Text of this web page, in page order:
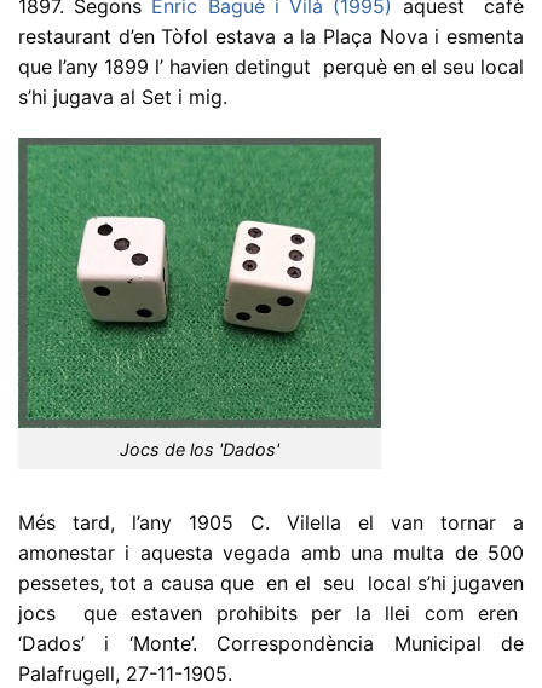
1897. Segons Enric Bagué i Vilà (1995) aquest cafè
restaurant d’en Tòfol estava a la Plaça Nova i esmenta
que l’any 1899 l’ havien detingut perquè en el seu local
s’hi jugava al Set i mig.
Jocs de los 'Dados'
Més tard, l’any 1905 C. Vilella el van tornar a
amonestar i aquesta vegada amb una multa de 500
pessetes, tot a causa que en el seu local s’hi jugaven
jocs que estaven prohibits per la llei com eren
‘Dados’ i ‘Monte’. Correspondència Municipal de
Palafrugell, 27-11-1905.